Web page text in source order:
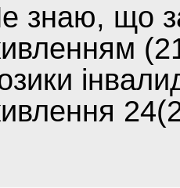
знаю, що